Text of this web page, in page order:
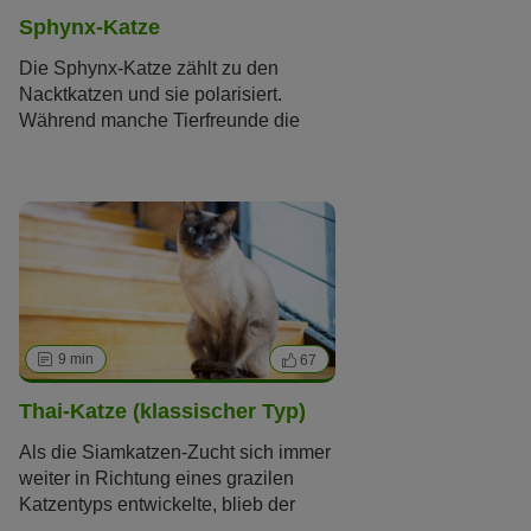
Sphynx-Katze
Die Sphynx-Katze zählt zu den
Nacktkatzen und sie polarisiert.
Während manche Tierfreunde die
ungewöhnlichen Samtpfoten.
9 min 67
Thai-Katze (klassischer Typ)
Als die Siamkatzen-Zucht sich immer
weiter in Richtung eines grazilen
Katzentyps entwickelte, blieb der